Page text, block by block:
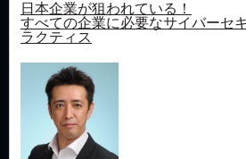
日本企業が狙われている！
すべての企業に必要なサイバーセ
ラクティス